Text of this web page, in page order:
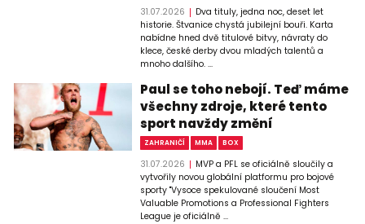
31.07.2026
Dva tituly, jedna noc, deset let
historie. Štvanice chystá jubilejní bouři. Karta
nabídne hned dvě titulové bitvy, návraty do
klece, české derby dvou mladých talentů a
mnoho dalšího. ...
Paul se toho nebojí. Teď máme
všechny zdroje, které tento
sport navždy změní
ZAHRANIČÍ MMA BOX
31.07.2026
MVP a PFL se oficiálně sloučily a
vytvořily novou globální platformu pro bojové
sporty "Vysoce spekulované sloučení Most
Valuable Promotions a Professional Fighters
League je oficiálně ...